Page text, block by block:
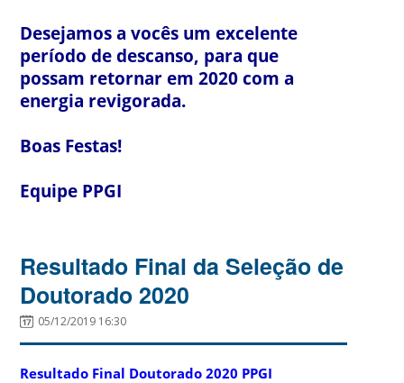
Desejamos a vocês um excelente
período de descanso, para que
possam retornar em 2020 com a
energia revigorada.
Boas Festas!
Equipe PPGI
Resultado Final da Seleção de
Doutorado 2020
05/12/2019 16:30
Resultado Final Doutorado 2020 PPGI